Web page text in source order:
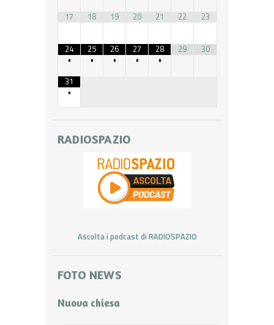
17
18 19 20 21 22 23
24
•
25
•
26
•
27
•
28
•
29 30
31
•
RADIOSPAZIO
Ascolta i podcast di RADIOSPAZIO
FOTO NEWS
Nuova chiesa